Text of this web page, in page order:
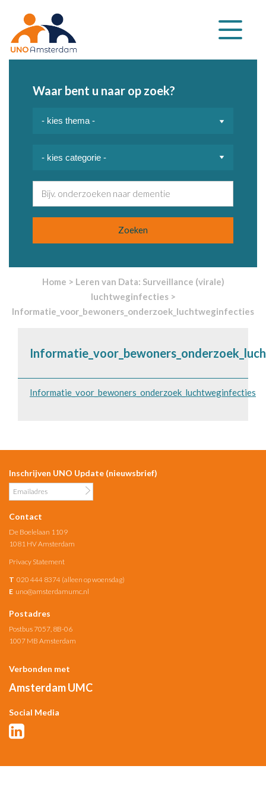
Klap
navigatie
Waar bent u naar op zoek?
Home > Leren van Data: Surveillance (virale)
luchtweginfecties>
Informatie_voor_bewoners_onderzoek_luchtweginfecties
Informatie_voor_bewoners_onderzoek_luchtweginfecties
Inschrijven UNO Update (nieuwsbrief)
Contact
De Boelelaan 1109
1081 HV Amsterdam
Privacy Statement
T 020 444 8374 (alleen op woensdag)
E uno@amsterdamumc.nl
Postadres
Postbus 7057, 8B-06
1007 MB Amsterdam
Verbonden met
Amsterdam UMC
Social Media